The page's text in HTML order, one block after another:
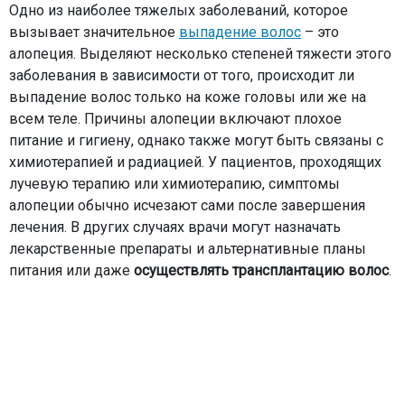
Одно из наиболее тяжелых заболеваний, которое
вызывает значительное выпадение волос – это
алопеция. Выделяют несколько степеней тяжести этого
заболевания в зависимости от того, происходит ли
выпадение волос только на коже головы или же на
всем теле. Причины алопеции включают плохое
питание и гигиену, однако также могут быть связаны с
химиотерапией и радиацией. У пациентов, проходящих
лучевую терапию или химиотерапию, симптомы
алопеции обычно исчезают сами после завершения
лечения. В других случаях врачи могут назначать
лекарственные препараты и альтернативные планы
питания или даже осуществлять трансплантацию волос.